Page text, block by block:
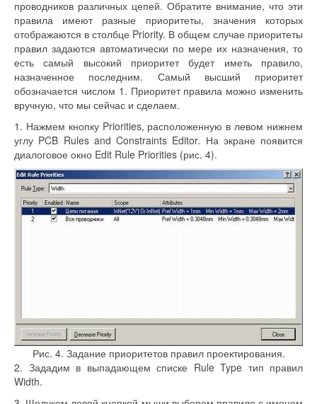
проводников различных цепей. Обратите внимание, что эти
правила имеют разные приоритеты, значения которых
отображаются в столбце Priority. В общем случае приоритеты
правил задаются автоматически по мере их назначения, то
есть самый высокий приоритет будет иметь правило,
назначенное последним. Самый высший приоритет
обозначается числом 1. Приоритет правила можно изменить
вручную, что мы сейчас и сделаем.
1. Нажмем кнопку Priorities, расположенную в левом нижнем
углу PCB Rules and Constraints Editor. На экране появится
диалоговое окно Edit Rule Priorities (рис. 4).
Рис. 4. Задание приоритетов правил проектирования.
2. Зададим в выпадающем списке Rule Type тип правил
Width.